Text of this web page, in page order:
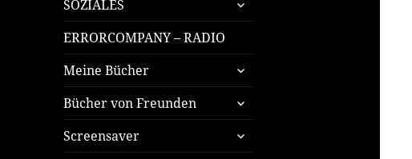
SOZIALES
öffnen
ERRORCOMPANY – RADIO
Meine Bücher
untermenü
öffnen
Bücher von Freunden
untermenü
öffnen
Screensaver
untermenü
öffnen